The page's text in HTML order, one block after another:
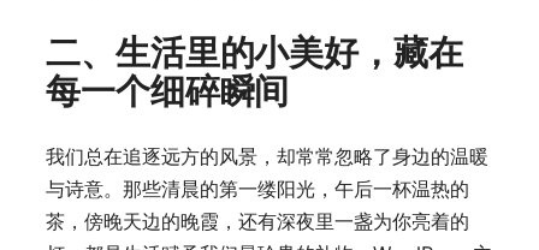
二、生活里的小美好，藏在
每一个细碎瞬间
我们总在追逐远方的风景，却常常忽略了身边的温暖
与诗意。那些清晨的第一缕阳光，午后一杯温热的
茶，傍晚天边的晚霞，还有深夜里一盏为你亮着的